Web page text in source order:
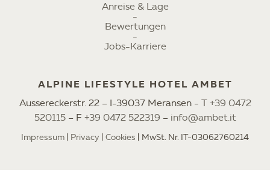
Anreise & Lage
Bewertungen
Jobs-Karriere
ALPINE LIFESTYLE HOTEL AMBET
Aussereckerstr. 22 – I-39037 Meransen - T +39 0472
520115– F +39 0472 522319 – info@ambet.it
Impressum Privacy Cookies MwSt. Nr. IT-03062760214